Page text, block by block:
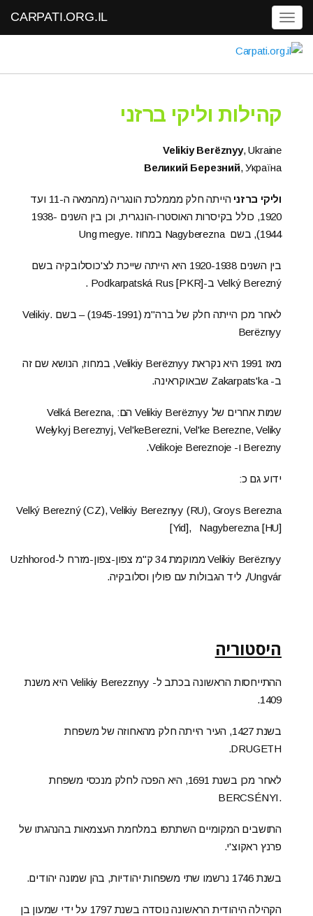
Toggle navigation
CARPATI.ORG.IL
קהילות וליקי ברזני
Velikiy Berëznyy, Ukraine
Великий Березний, Украïна
וליקי ברזני
הייתה חלק מממלכת הונגריה (מהמאה ה-11 ועד
1920, כולל בקיסרות האוסטרו-הונגרית, וכן בין השנים 1938-
1944), בשם Nagyberezna במחוז .Ung megye
בין השנים 1920-1938 היא הייתה שייכת לצ'כוסלובקיה בשם
Velký Berezný ב-Podkarpatská Rus [PKR] .
לאחר מכן הייתה חלק של ברה"מ (1945-1991) – בשם .Velikiy
Berëznyy
מאז 1991 היא נקראת Velikiy Berëznyy, במחוז, הנושא שם זה
ב- Zakarpats'ka שבאוקראינה.
שמות אחרים של Velikiy Berëznyy הם: Velká Berezna,
Wełykyj Bereznyj, Vel'keBerezni, Vel'ke Berezne, Veliky
Berezny ו- Velikoje Bereznoje.
ידוע גם כ:
Velký Berezný (CZ), Velikiy Bereznyy (RU), Groys Berezna
[Yid], Nagyberezna [HU]
Velikiy Berëznyy ממוקמת 34 ק"מ צפון-צפון-מזרח ל-Uzhhorod
/Ungvár, ליד הגבולות עם פולין וסלובקיה.
היסטוריה
ההתייחסות הראשונה בכתב ל- Velikiy Berezznyy היא משנת
1409.
בשנת 1427, העיר הייתה חלק מהאחוזה של משפחת
DRUGETH.
לאחר מכן בשנת 1691, היא הפכה לחלק מנכסי משפחת
.BERCSÉNYI
התושבים המקומיים השתתפו במלחמת העצמאות בהנהגתו של
פרנץ ראקוצ'י.
בשנת 1746 נרשמו שתי משפחות יהודיות, בהן שמונה יהודים.
הקהילה היהודית הראשונה נוסדה בשנת 1797 על ידי שמעון בן